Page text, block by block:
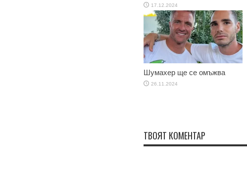
17.12.2024
Шумахер ще се омъжва
26.11.2024
ТВОЯТ КОМЕНТАР